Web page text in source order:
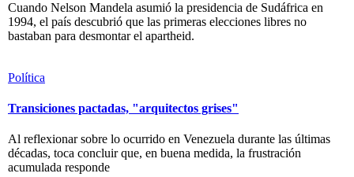
Cuando Nelson Mandela asumió la presidencia de Sudáfrica en
1994, el país descubrió que las primeras elecciones libres no
bastaban para desmontar el apartheid.
Política
Transiciones pactadas, "arquitectos grises"
Al reflexionar sobre lo ocurrido en Venezuela durante las últimas
décadas, toca concluir que, en buena medida, la frustración
acumulada responde